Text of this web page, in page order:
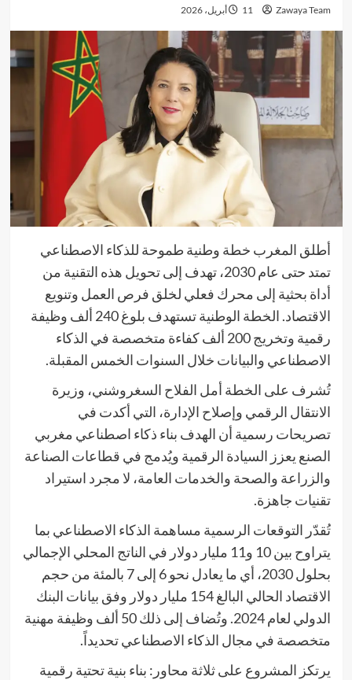
Zawaya Team 11 أبريل، 2026
أطلق المغرب خطة وطنية طموحة للذكاء الاصطناعي
تمتد حتى عام 2030، تهدف إلى تحويل هذه التقنية من
أداة بحثية إلى محرك فعلي لخلق فرص العمل وتنويع
الاقتصاد. الخطة الوطنية تستهدف بلوغ 240 ألف وظيفة
رقمية وتخريج 200 ألف كفاءة متخصصة في الذكاء
الاصطناعي والبيانات خلال السنوات الخمس المقبلة.
تُشرف على الخطة أمل الفلاح السغروشني، وزيرة
الانتقال الرقمي وإصلاح الإدارة، التي أكدت في
تصريحات رسمية أن الهدف بناء ذكاء اصطناعي مغربي
الصنع يعزز السيادة الرقمية ويُدمج في قطاعات الصناعة
والزراعة والصحة والخدمات العامة، لا مجرد استيراد
تقنيات جاهزة.
تُقدّر التوقعات الرسمية مساهمة الذكاء الاصطناعي بما
يتراوح بين 10 و11 مليار دولار في الناتج المحلي الإجمالي
بحلول 2030، أي ما يعادل نحو 6 إلى 7 بالمئة من حجم
الاقتصاد الحالي البالغ 154 مليار دولار وفق بيانات البنك
الدولي لعام 2024. وتُضاف إلى ذلك 50 ألف وظيفة مهنية
متخصصة في مجال الذكاء الاصطناعي تحديداً.
يرتكز المشروع على ثلاثة محاور: بناء بنية تحتية رقمية